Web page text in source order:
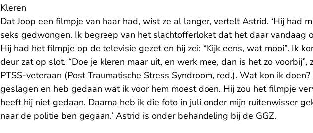
Kleren
Dat Joop een filmpje van haar had, wist ze al langer, vertelt Astrid. ‘Hij had
seks gedwongen. Ik begreep van het slachtofferloket dat het daar vandaag
Hij had het filmpje op de televisie gezet en hij zei: “Kijk eens, wat mooi”. Ik
deur zat op slot. “Doe je kleren maar uit, en werk mee, dan is het zo voorbij”,
PTSS-veteraan (Post Traumatische Stress Syndroom, red.). Wat kon ik
geslagen en heb gedaan wat ik voor hem moest doen. Hij zou het filmpje
heeft hij niet gedaan. Daarna heb ik die foto in juli onder mijn ruitenwisser
naar de politie ben gegaan.’ Astrid is onder behandeling bij de GGZ.